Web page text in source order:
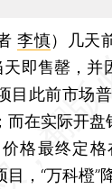
李慎）
几天
天即售罄，并
目此前市场
而在实际开
格最终定
，“万科橙”